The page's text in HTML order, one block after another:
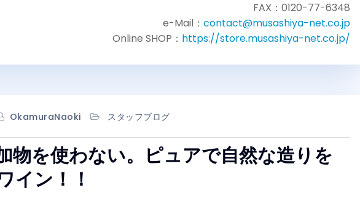
FAX：0120-77-6348
e-Mail： contact@musashiya-net.co.jp
Online SHOP： https://store.musashiya-net.co.jp/
OkamuraNaoki スタッフブログ
物を使わない。ピュアで自然な造りを
イン！！